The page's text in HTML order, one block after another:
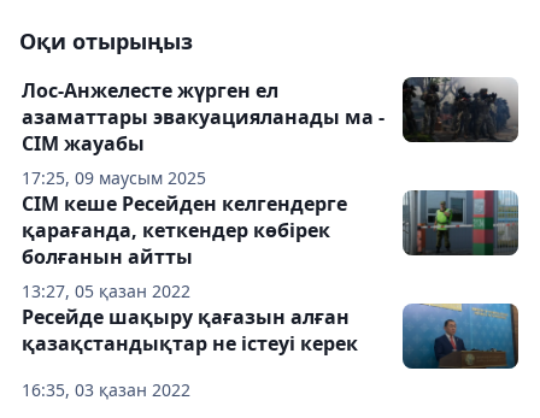
Оқи отырыңыз
17:25, 09 маусым 2025
Лос-Анжелесте жүрген ел
азаматтары эвакуацияланады ма -
СІМ жауабы
13:27, 05 қазан 2022
СІМ кеше Ресейден келгендерге
қарағанда, кеткендер көбірек
болғанын айтты
16:35, 03 қазан 2022
Ресейде шақыру қағазын алған
қазақстандықтар не істеуі керек